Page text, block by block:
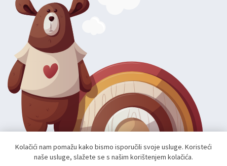
Kolačići nam pomažu kako bismo isporučili svoje usluge. Koristeći
naše usluge, slažete se s našim korištenjem kolačića.